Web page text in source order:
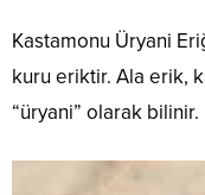
Kastamonu Üryani
kuru eriktir. Ala erik,
“üryani” olarak bilinir.